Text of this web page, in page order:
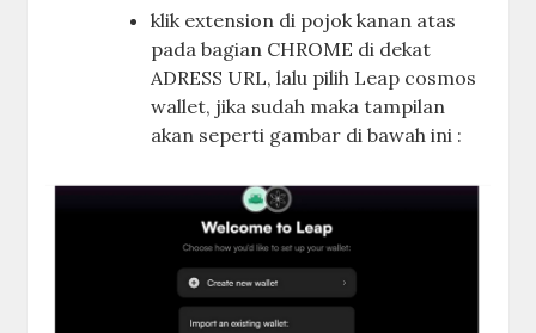
klik extension di pojok kanan atas
pada bagian CHROME di dekat
ADRESS URL, lalu pilih Leap cosmos
wallet, jika sudah maka tampilan
akan seperti gambar di bawah ini :